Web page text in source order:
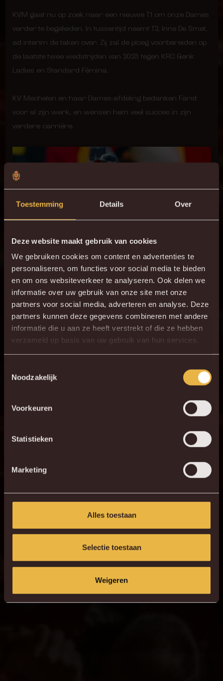
Toestemming Details Over
Deze website maakt gebruik van cookies
We gebruiken cookies om content en advertenties te
personaliseren, om functies voor social media te bieden
en om ons websiteverkeer te analyseren. Ook delen we
informatie over uw gebruik van onze site met onze
partners voor social media, adverteren en analyse. Deze
partners kunnen deze gegevens combineren met andere
informatie die u aan ze heeft verstrekt of die ze hebben
verzameld op basis van uw gebruik van hun services.
Noodzakelijk
Voorkeuren
Statistieken
Marketing
Alles toestaan
Selectie toestaan
Weigeren
KVM gaat nu op zoek naar een nieuwe T1 om onze Dames
verder te begeleiden. In tussentijd neemt T2, Inne De Smet,
ad interim de taken over. Zij zal de ploeg voorbereiden op
de laatste twee wedstrijden van 2023 tegen KRC Genk
Ladies en Standard Fémina.
KV Mechelen en haar Dames-afdeling bedanken Farid
voor al zijn werk, en wensen hem veel succes in zijn
verdere carrière.